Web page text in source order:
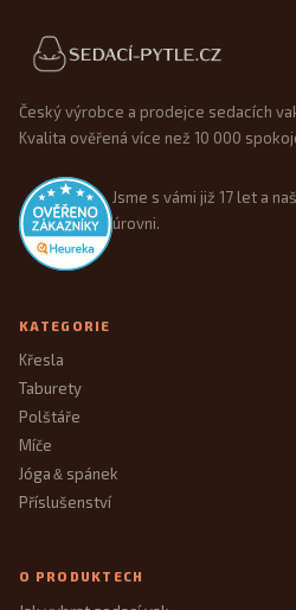
Patička webu
Český výrobce a prodejce sedacích
Kvalita ověřená více než 10 000
Jsme s vámi již 17 let a
úrovni.
KATEGORIE
Křesla
Taburety
Polštáře
Míče
Jóga&spánek
Příslušenství
O PRODUKTECH